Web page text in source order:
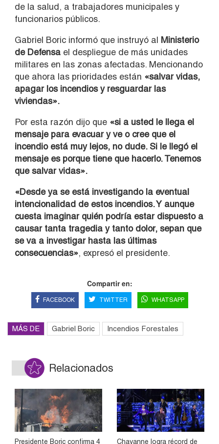
de la salud, a trabajadores municipales y
funcionarios públicos.
Gabriel Boric informó que instruyó al Ministerio
de Defensa el despliegue de más unidades
militares en las zonas afectadas. Mencionando
que ahora las prioridades están «salvar vidas,
apagar los incendios y resguardar las
viviendas».
Por esta razón dijo que «si a usted le llega el
mensaje para evacuar y ve o cree que el
incendio está muy lejos, no dude. Si le llegó el
mensaje es porque tiene que hacerlo. Tenemos
que salvar vidas».
«Desde ya se está investigando la eventual
intencionalidad de estos incendios. Y aunque
cuesta imaginar quién podría estar dispuesto a
causar tanta tragedia y tanto dolor, sepan que
se va a investigar hasta las últimas
consecuencias», expresó el presidente.
Compartir en:
FACEBOOK TWITTER WHATSAPP
MÁS DE Gabriel Boric Incendios Forestales
Relacionados
Presidente Boric confirma 4 Chayanne logra récord de